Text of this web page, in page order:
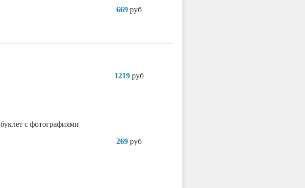
669 руб
1219 руб
с фотографиями
269 руб